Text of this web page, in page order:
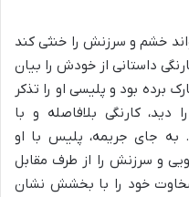
خشم و سرزنش را خنثی کند
داستانی از خودش را بیان
برده بود و پلیسی او را تذکر
کارنگی بلافاصله و با
به جای جریمه، پلیس با او
و سرزنش را از طرف مقابل
خود را با بخشش نشان